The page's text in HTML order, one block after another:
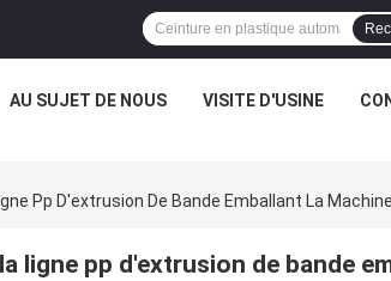
AU SUJET DE NOUS VISITE D'USINE
Pp D'extrusion De Bande Emballant La
ligne pp d'extrusion de bande